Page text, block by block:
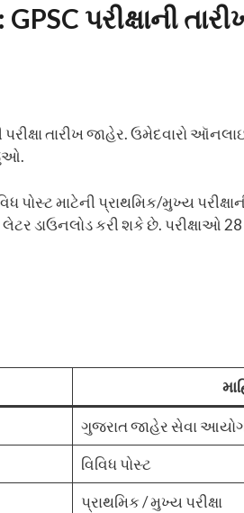
પરીક્ષાની
પરીક્ષા તારીખ જાહેર. ઉમેદવારો
પોસ્ટ માટેની પ્રાથમિક/મુખ્ય
ડાઉનલોડ કરી શકે છે. પરીક્ષાઓ
ગુજરાત જાહેર સેવા આયોગ
વિવિધ પોસ્ટ
પ્રાથમિક / મુખ્ય પરીક્ષા